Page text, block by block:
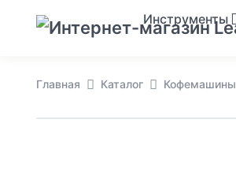
Инструменты
Главная Каталог Кофемашины